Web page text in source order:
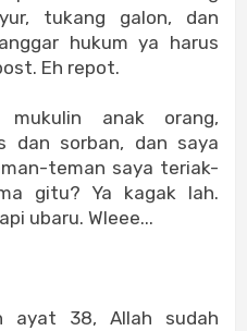
tukang galon, dan
hukum ya harus
Eh repot.
anak orang,
dan sorban, dan saya
teman saya teriak-
gitu? Ya kagak lah.
ubaru. Wleee...
ayat 38, Allah sudah